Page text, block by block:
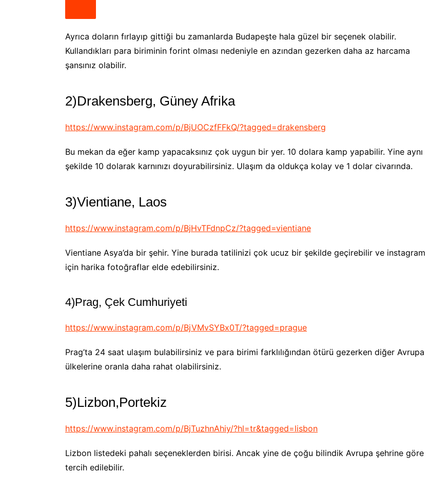
Ayrıca doların fırlayıp gittiği bu zamanlarda Budapeşte hala güzel bir seçenek olabilir.
Kullandıkları para biriminin forint olması nedeniyle en azından gezerken daha az harcama
şansınız olabilir.
2)Drakensberg, Güney Afrika
https://www.instagram.com/p/BjUOCzfFFkQ/?tagged=drakensberg
Bu mekan da eğer kamp yapacaksınız çok uygun bir yer. 10 dolara kamp yapabilir. Yine aynı
şekilde 10 dolarak karnınızı doyurabilirsiniz. Ulaşım da oldukça kolay ve 1 dolar civarında.
3)Vientiane, Laos
https://www.instagram.com/p/BjHvTFdnpCz/?tagged=vientiane
Vientiane Asya’da bir şehir. Yine burada tatilinizi çok ucuz bir şekilde geçirebilir ve instagram
için harika fotoğraflar elde edebilirsiniz.
4)Prag, Çek Cumhuriyeti
https://www.instagram.com/p/BjVMvSYBx0T/?tagged=prague
Prag’ta 24 saat ulaşım bulabilirsiniz ve para birimi farklılığından ötürü gezerken diğer Avrupa
ülkelerine oranla daha rahat olabilirsiniz.
5)Lizbon,Portekiz
https://www.instagram.com/p/BjTuzhnAhiy/?hl=tr&tagged=lisbon
Lizbon listedeki pahalı seçeneklerden birisi. Ancak yine de çoğu bilindik Avrupa şehrine göre
tercih edilebilir.